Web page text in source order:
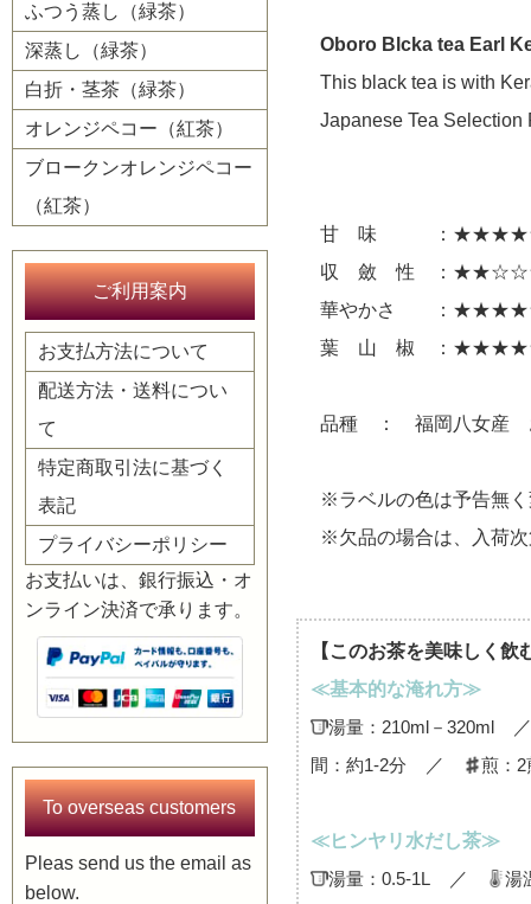
Oboro Blcka tea Earl
This black tea is with
Japanese Tea
甘 味 ：
収 斂 性 ：
華やかさ ：
葉 山 椒 ：
品種 ： 福岡八女産
※ラベルの色は予告無
※欠品の場合は、入荷
【このお茶を美味しく飲
≪基本的な淹れ方≫
湯量：210ml－320ml
間：約1-2分 ／ 煎：2
≪ヒンヤリ水だし茶≫
湯量：0.5-1L／
湯
ふつう蒸し（緑茶）
深蒸し（緑茶）
白折・茎茶（緑茶）
オレンジペコー（紅茶）
ブロークンオレンジペコー
（紅茶）
ご利用案内
お支払方法について
配送方法・送料につい
て
特定商取引法に基づく
表記
プライバシーポリシー
お支払いは、銀行振込・オ
ンライン決済で承ります。
To overseas customers
Pleas send us the email as
below.